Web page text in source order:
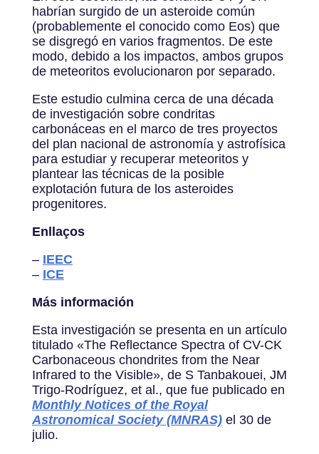
habrían surgido de un asteroide común
(probablemente el conocido como Eos) que
se disgregó en varios fragmentos. De este
modo, debido a los impactos, ambos grupos
de meteoritos evolucionaron por separado.
Este estudio culmina cerca de una década
de investigación sobre condritas
carbonáceas en el marco de tres proyectos
del plan nacional de astronomía y astrofísica
para estudiar y recuperar meteoritos y
plantear las técnicas de la posible
explotación futura de los asteroides
progenitores.
Enllaços
– IEEC
– ICE
Más información
Esta investigación se presenta en un artículo
titulado «The Reflectance Spectra of CV-CK
Carbonaceous chondrites from the Near
Infrared to the Visible», de S Tanbakouei, JM
Trigo-Rodríguez, et al., que fue publicado en
Monthly Notices of the Royal
Astronomical Society (MNRAS)el 30 de
julio.